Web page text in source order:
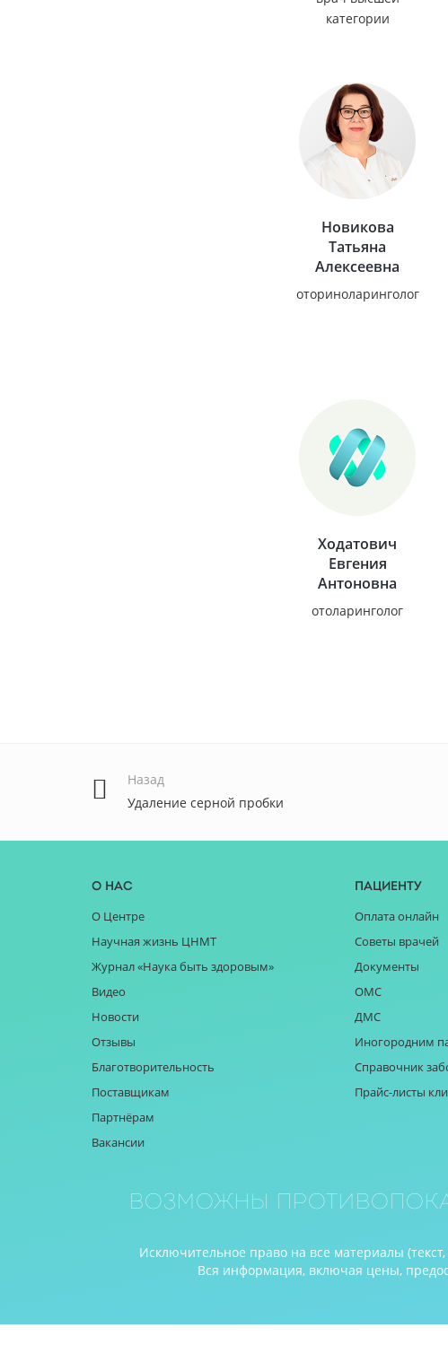
категории
Новикова
Татьяна
Алексеевна
оториноларинголог
Ходатович
Евгения
Антоновна
отоларинголог
Назад
Удаление серной пробки
О нас
О Центре
Научная жизнь ЦНМТ
Журнал «Наука быть здоровым»
Видео
Новости
Отзывы
Благотворительность
Поставщикам
Партнёрам
Вакансии
Пациенту
Оплата онлайн
Советы врачей
Документы
ОМС
ДМС
Иногородним
Справочник
Прайс-листы
Возможны
Исключительное право на все материалы
Вся информация, включая цены,